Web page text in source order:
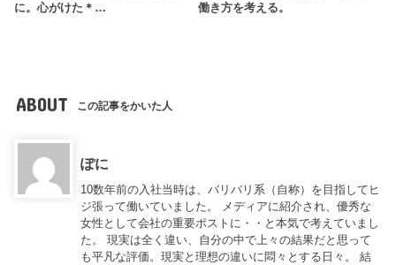
に。心がけた＊…
働き方を考える。
ABOUT この記事をかいた人
ぽに
10数年前の入社当時は、バリバリ系（自称）を目指してヒ
ジ張って働いていました。 メディアに紹介され、優秀な
女性として会社の重要ポストに・・と本気で考えていまし
た。 現実は全く違い、自分の中で上々の結果だと思って
も平凡な評価。現実と理想の違いに悶々とする日々。 結